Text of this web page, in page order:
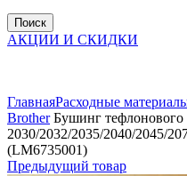
Поиск
АКЦИИ И СКИДКИ
ГлавнаяРасходные
BrotherБушинг тефлонового
2030/2032/2035/2040/2045/
(LM6735001)
Предыдущий товар